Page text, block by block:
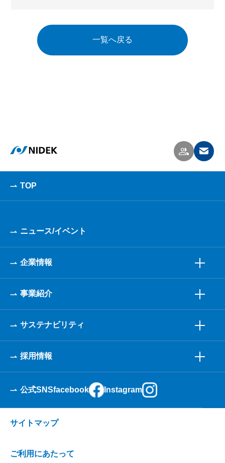
一覧へ戻る
TOP
ニュース/イベント
企業情報
事業紹介
サステナビリティ
採用情報
公式SNSfacebook Instagram
サイトマップ
ご利用にあたって